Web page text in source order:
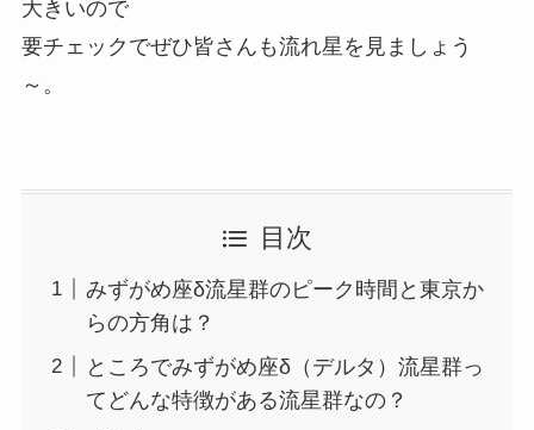
大きいので
要チェックでぜひ皆さんも流れ星を見ましょう
～。
目次
みずがめ座δ流星群のピーク時間と東京か
らの方角は？
ところでみずがめ座δ（デルタ）流星群っ
てどんな特徴がある流星群なの？